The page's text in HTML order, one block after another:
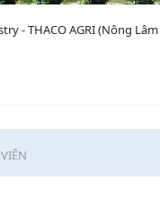
- THACO AGRI (Nông